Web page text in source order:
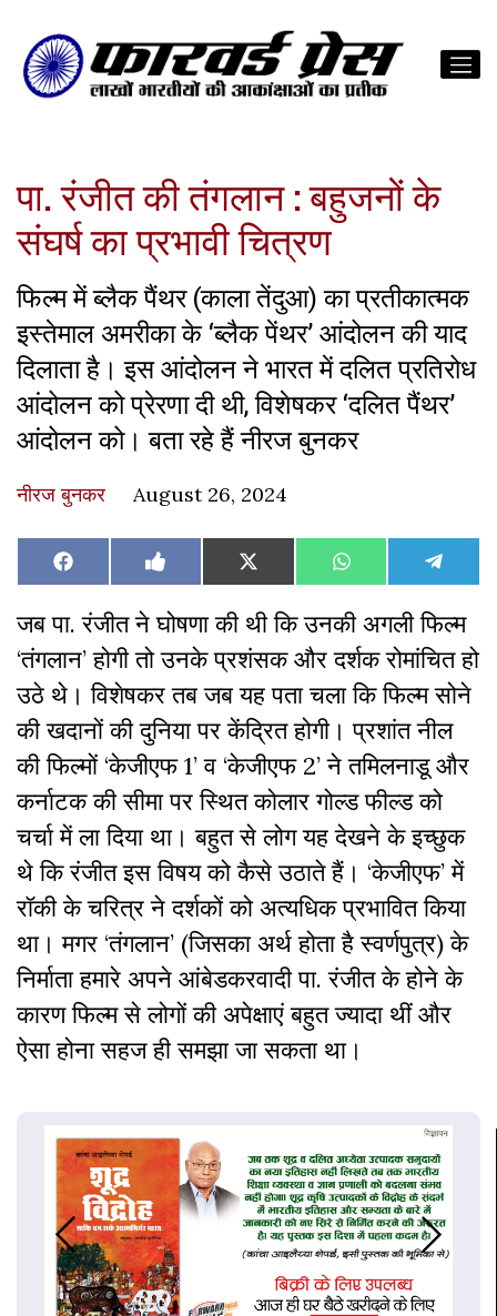
पा. रंजीत की तंगलान : बहुजनों के
संघर्ष का प्रभावी चित्रण
फिल्म में ब्लैक पैंथर (काला तेंदुआ) का प्रतीकात्मक
इस्तेमाल अमरीका के ‘ब्लैक पेंथर’ आंदोलन की याद
दिलाता है। इस आंदोलन ने भारत में दलित प्रतिरोध
आंदोलन को प्रेरणा दी थी, विशेषकर ‘दलित पैंथर’
आंदोलन को। बता रहे हैं नीरज बुनकर
नीरज बुनकर August 26, 2024
Share
on
Facebook Share
on
Like
on
Facebook
Share
on
X
(Twitter)
Share
on
WhatsAppShare
on
जब पा. रंजीत ने घोषणा की थी कि उनकी अगली फिल्म
‘तंगलान’ होगी तो उनके प्रशंसक और दर्शक रोमांचित हो
उठे थे। विशेषकर तब जब यह पता चला कि फिल्म सोने
की खदानों की दुनिया पर केंद्रित होगी। प्रशांत नील
की फिल्मों ‘केजीएफ 1’ व ‘केजीएफ 2’ ने तमिलनाडू और
कर्नाटक की सीमा पर स्थित कोलार गोल्ड फील्ड को
चर्चा में ला दिया था। बहुत से लोग यह देखने के इच्छुक
थे कि रंजीत इस विषय को कैसे उठाते हैं। ‘केजीएफ’ में
रॉकी के चरित्र ने दर्शकों को अत्यधिक प्रभावित किया
था। मगर ‘तंगलान’ (जिसका अर्थ होता है स्वर्णपुत्र) के
निर्माता हमारे अपने आंबेडकरवादी पा. रंजीत के होने के
कारण फिल्म से लोगों की अपेक्षाएं बहुत ज्यादा थीं और
ऐसा होना सहज ही समझा जा सकता था।